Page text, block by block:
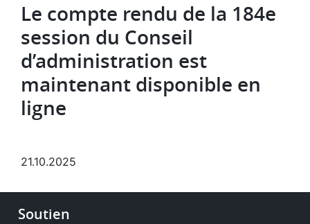
Le compte rendu de la 184e
session du Conseil
d’administration est
maintenant disponible en
ligne
21.10.2025
Footer
Soutien